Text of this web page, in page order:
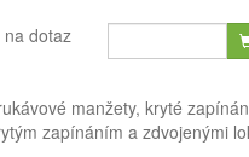
na dotaz
manžety, kryté
zapínáním a zdvojenými